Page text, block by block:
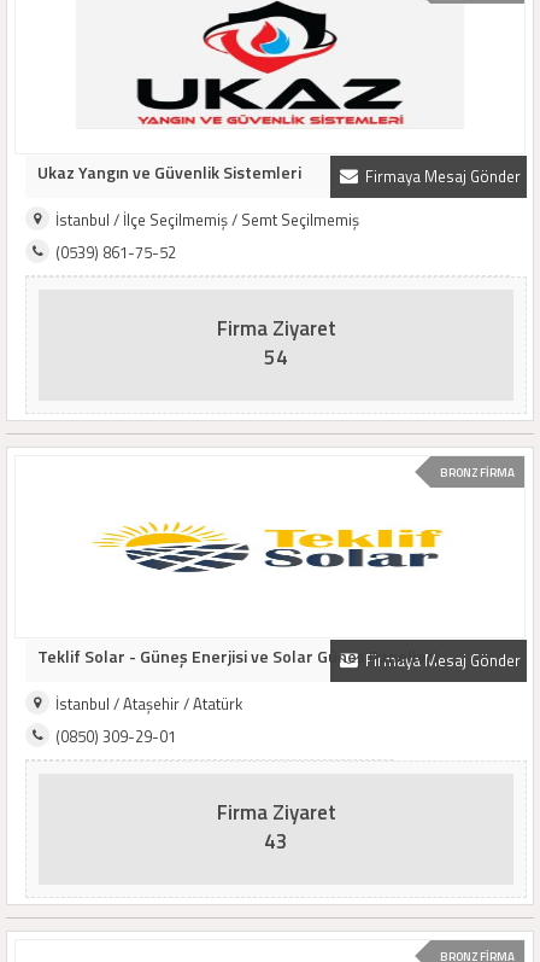
Firmaya Mesaj Gönder
Ukaz Yangın ve Güvenlik Sistemleri
İstanbul / İlçe Seçilmemiş / Semt Seçilmemiş
(0539) 861-75-52
Firma Ziyaret
54
BRONZ FİRMA
Firmaya Mesaj Gönder
Teklif Solar - Güneş Enerjisi ve Solar Güneş Panelleri
İstanbul / Ataşehir / Atatürk
(0850) 309-29-01
Firma Ziyaret
43
BRONZ FİRMA